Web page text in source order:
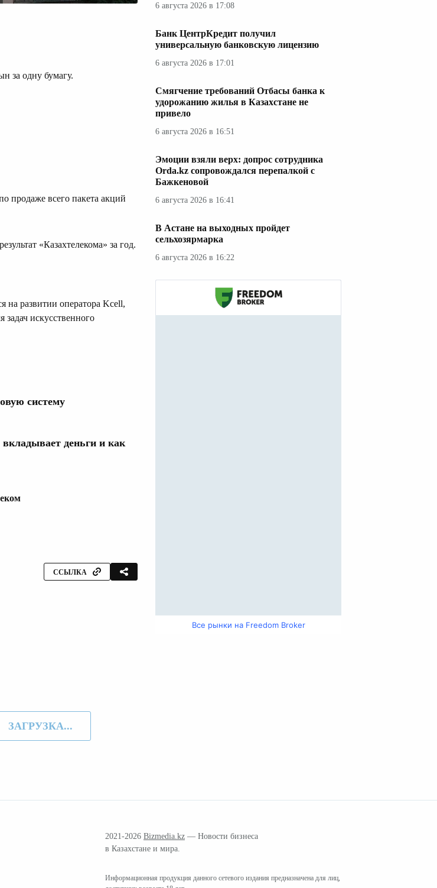
за одну бумагу.
продаже всего пакета акций
«Казахтелекома» за год.
на развитии оператора Kcell,
искусственного
систему
деньги и как
ССЫЛКА
6 августа 2026 в 17:08
Банк ЦентрКредит получил
универсальную банковскую лицензию
6 августа 2026 в 17:01
Смягчение требований Отбасы банка к
удорожанию жилья в Казахстане не
привело
6 августа 2026 в 16:51
Эмоции взяли верх: допрос сотрудника
Orda.kz сопровождался перепалкой с
Бажкеновой
6 августа 2026 в 16:41
В Астане на выходных пройдет
сельхозярмарка
6 августа 2026 в 16:22
Все рынки на Freedom Broker
ЗАГРУЗКА...
2021-2026 Bizmedia.kz — Новости бизнеса
в Казахстане и мира.
Информационная продукция данного сетевого издания предназначена для лиц,